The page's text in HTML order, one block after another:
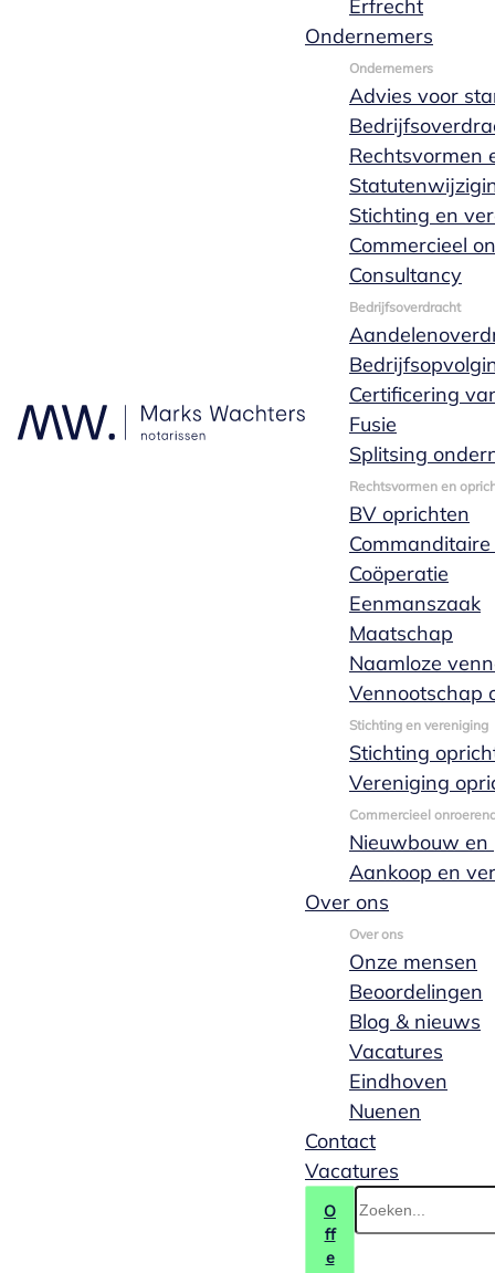
Erfrecht
Ondernemers
Ondernemers
Advies voor
Rechtsvormen
Stichting en
Commercieel
Consultancy
Bedrijfsoverdracht
Certificering
Fusie
Splitsing
Rechtsvormen en
BV oprichten
Coöperatie
Eenmanszaak
Maatschap
Naamloze
Vennootschap
Stichting en vereniging
Stichting
Vereniging
Commercieel
Nieuwbouw
Aankoop en
Over ons
Over ons
Onze mensen
Beoordelingen
Blog & nieuws
Vacatures
Eindhoven
Nuenen
Contact
Vacatures
O
ff
e
van onze
specialisten wanneer